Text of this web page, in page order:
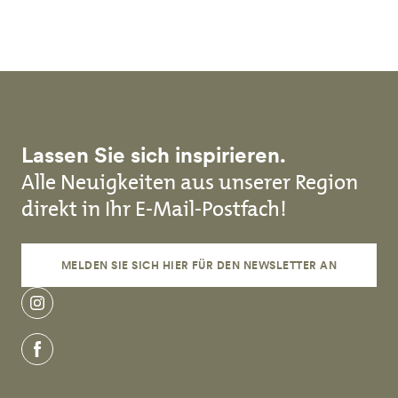
Lassen Sie sich inspirieren.
Alle Neuigkeiten aus unserer Region
direkt in Ihr E-Mail-Postfach!
MELDEN SIE SICH HIER FÜR DEN NEWSLETTER AN
instagram
facebook